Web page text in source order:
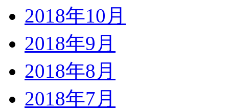
2018年10月
2018年9月
2018年8月
2018年7月